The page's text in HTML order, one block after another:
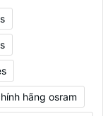
hãng osram